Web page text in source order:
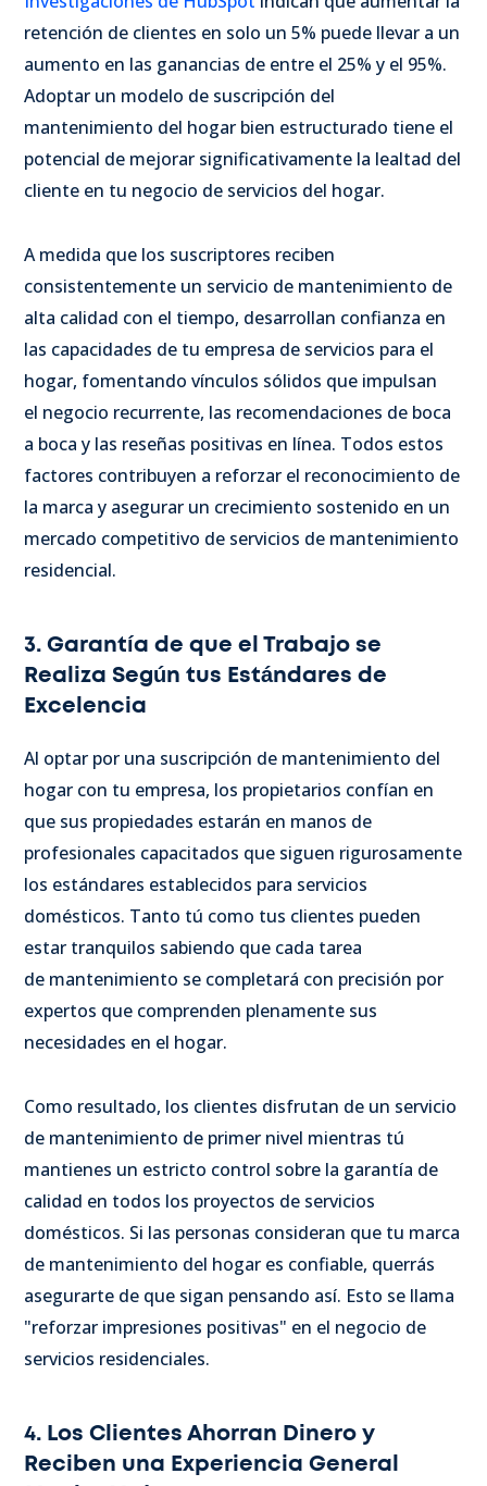
retención de clientes en solo un 5% puede llevar a un
aumento en las ganancias de entre el 25% y el 95%.
Adoptar un modelo de suscripción del
mantenimiento del hogar bien estructurado tiene el
potencial de mejorar significativamente la lealtad del
cliente en tu negocio de servicios del hogar.
A medida que los suscriptores reciben
consistentemente un servicio de mantenimiento de
alta calidad con el tiempo, desarrollan confianza en
las capacidades de tu empresa de servicios para el
hogar, fomentando vínculos sólidos que impulsan
el negocio recurrente, las recomendaciones de boca
a boca y las reseñas positivas en línea. Todos estos
factores contribuyen a reforzar el reconocimiento de
la marca y asegurar un crecimiento sostenido en un
mercado competitivo de servicios de mantenimiento
residencial.
3. Garantía de que el Trabajo se
Realiza Según tus Estándares de
Excelencia
Al optar por una suscripción de mantenimiento del
hogar con tu empresa, los propietarios confían en
que sus propiedades estarán en manos de
profesionales capacitados que siguen rigurosamente
los estándares establecidos para servicios
domésticos. Tanto tú como tus clientes pueden
estar tranquilos sabiendo que cada tarea
de mantenimiento se completará con precisión por
expertos que comprenden plenamente sus
necesidades en el hogar.
Como resultado, los clientes disfrutan de un servicio
de mantenimiento de primer nivel mientras tú
mantienes un estricto control sobre la garantía de
calidad en todos los proyectos de servicios
domésticos. Si las personas consideran que tu marca
de mantenimiento del hogar es confiable, querrás
asegurarte de que sigan pensando así. Esto se llama
"reforzar impresiones positivas" en el negocio de
servicios residenciales.
4. Los Clientes Ahorran Dinero y
Reciben una Experiencia General